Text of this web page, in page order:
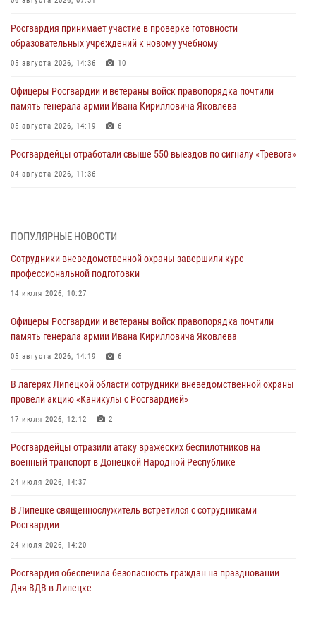
Росгвардия принимает участие в проверке готовности
образовательных учреждений к новому учебному
05 августа 2026, 14:36 10
Офицеры Росгвардии и ветераны войск правопорядка почтили
память генерала армии Ивана Кирилловича Яковлева
05 августа 2026, 14:19 6
Росгвардейцы отработали свыше 550 выездов по сигналу «Тревога»
04 августа 2026, 11:36
04 августа 2026, 09:05
Росгвардия обеспечила безопасность граждан на праздновании
Дня ВДВ в Липецке
03 августа 2026, 13:43
Росгвардейцы обеспечили безопасность граждан в День Лев-
Толстовского района
03 августа 2026, 13:41
Росгвардия противодействует БПЛА ВСУ на южном направлении
(видео)
03 августа 2026, 13:39
ПОПУЛЯРНЫЕ НОВОСТИ
Сотрудники вневедомственной охраны завершили курс
профессиональной подготовки
14 июля 2026, 10:27
Офицеры Росгвардии и ветераны войск правопорядка почтили
память генерала армии Ивана Кирилловича Яковлева
05 августа 2026, 14:19 6
В лагерях Липецкой области сотрудники вневедомственной охраны
провели акцию «Каникулы с Росгвардией»
17 июля 2026, 12:12 2
Росгвардейцы отразили атаку вражеских беспилотников на
военный транспорт в Донецкой Народной Республике
24 июля 2026, 14:37
В Липецке священнослужитель встретился с сотрудниками
Росгвардии
24 июля 2026, 14:20
Росгвардия обеспечила безопасность граждан на праздновании
Дня ВДВ в Липецке